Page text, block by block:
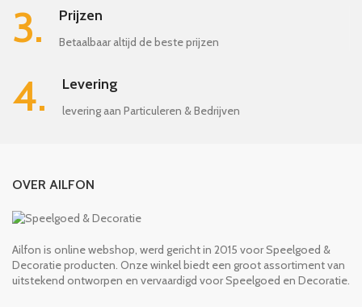
3. Prijzen
Betaalbaar altijd de beste prijzen
4. Levering
levering aan Particuleren & Bedrijven
OVER AILFON
Ailfon is online webshop, werd gericht in 2015 voor Speelgoed &
Decoratie producten. Onze winkel biedt een groot assortiment van
uitstekend ontworpen en vervaardigd voor Speelgoed en Decoratie.